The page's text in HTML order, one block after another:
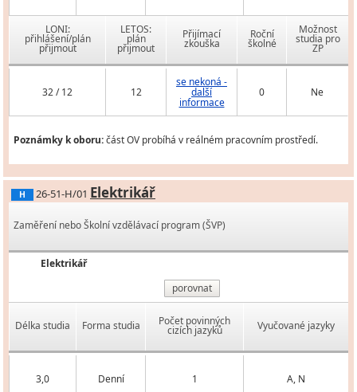
LONI:
přihlášení/plán
přijmout
LETOS:
plán
přijmout
Přijímací
zkouška
Roční
školné
Možnost
studia pro
ZP
32 / 12 12
se nekoná -
další
informace
0 Ne
Poznámky k oboru:část OV probíhá v reálném pracovním prostředí.
H 26-51-H/01 Elektrikář
Zaměření nebo Školní vzdělávací program (ŠVP)
Elektrikář
porovnat
Délka studia Forma studia Počet povinných
cizích jazyků Vyučované jazyky
3,0 Denní 1 A, N